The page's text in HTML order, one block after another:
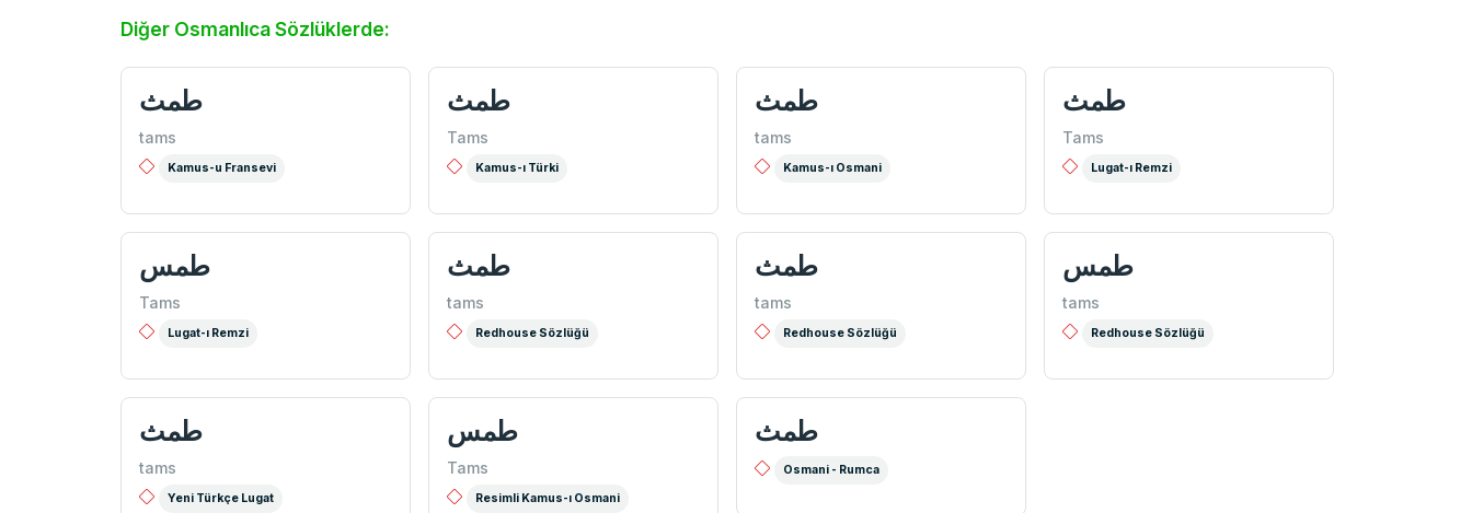
Diğer Osmanlıca Sözlüklerde:
طمث
tams
Kamus-u Fransevi
طمث
Tams
Kamus-ı Türki
طمث
tams
Kamus-ı Osmani
طمث
Tams
Lugat-ı Remzi
طمس
Tams
Lugat-ı Remzi
طمث
tams
Redhouse Sözlüğü
طمث
tams
Redhouse Sözlüğü
طمس
tams
Redhouse Sözlüğü
طمث
tams
Yeni Türkçe Lugat
طمس
Tams
Resimli Kamus-ı Osmani
طمث
Osmani - Rumca